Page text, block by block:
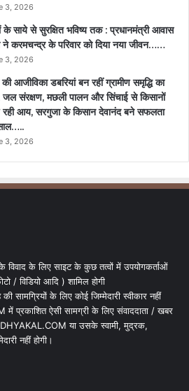
3, 2026
के साये से सुरक्षित भविष्य तक : प्रधानमंत्री आवास
ने करमचन्द्र के परिवार को दिया नया जीवन……
3, 2026
आजीविका डबरियां बन रहीं ग्रामीण समृद्धि का
संरक्षण, मछली पालन और सिंचाई से किसानों
रही आय, सरगुजा के किसान देवानंद बने सफलता
3, 2026
विवाद के लिए साइट के कुछ तत्वों में उपयोगकर्ताओं
/ विडियो आदि ) शामिल होगी
के लिए कोई जिम्मेदारी स्वीकार नहीं
प्रकाशित ऐसी सामग्री के लिए संवाददाता / खबर
या उसके स्वामी, मुद्रक,
नहीं होगी।